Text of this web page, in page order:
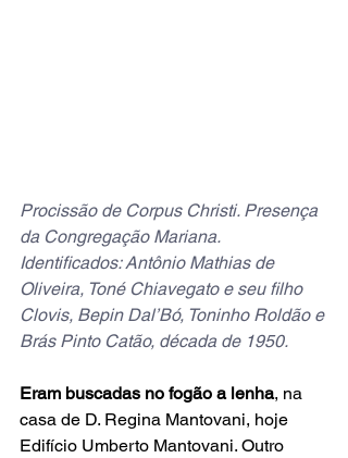
Procissão de Corpus Christi. Presença
da Congregação Mariana.
Identificados: Antônio Mathias de
Oliveira, Toné Chiavegato e seu filho
Clovis, Bepin Dal’Bó, Toninho Roldão e
Brás Pinto Catão, década de 1950.
Eram buscadas no fogão a lenha, na
casa de D. Regina Mantovani, hoje
Edifício Umberto Mantovani. Outro